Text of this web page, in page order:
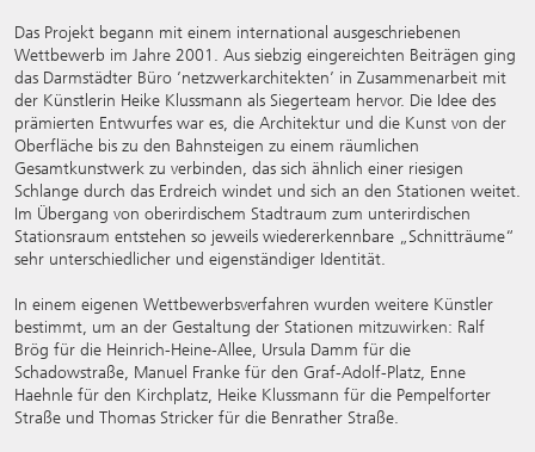
Das Projekt begann mit einem international ausgeschriebenen
Wettbewerb im Jahre 2001. Aus siebzig eingereichten Beiträgen ging
das Darmstädter Büro ’netzwerkarchitekten’ in Zusammenarbeit mit
der Künstlerin Heike Klussmann als Siegerteam hervor. Die Idee des
prämierten Entwurfes war es, die Architektur und die Kunst von der
Oberfläche bis zu den Bahnsteigen zu einem räumlichen
Gesamtkunstwerk zu verbinden, das sich ähnlich einer riesigen
Schlange durch das Erdreich windet und sich an den Stationen weitet.
Im Übergang von oberirdischem Stadtraum zum unterirdischen
Stationsraum entstehen so jeweils wiedererkennbare „Schnitträume“
sehr unterschiedlicher und eigenständiger Identität.
In einem eigenen Wettbewerbsverfahren wurden weitere Künstler
bestimmt, um an der Gestaltung der Stationen mitzuwirken: Ralf
Brög für die Heinrich-Heine-Allee, Ursula Damm für die
Schadowstraße, Manuel Franke für den Graf-Adolf-Platz, Enne
Haehnle für den Kirchplatz, Heike Klussmann für die Pempelforter
Straße und Thomas Stricker für die Benrather Straße.